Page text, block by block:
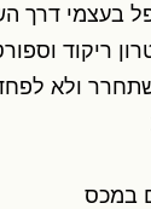
בעצמי דרך
ריקוד
ולא
במכס